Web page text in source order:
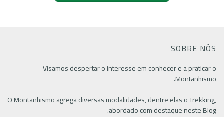
SOBRE NÓS
Visamos despertar o interesse em conhecer e a praticar o
Montanhismo.
O Montanhismo agrega diversas modalidades, dentre elas o Trekking,
abordado com destaque neste Blog.